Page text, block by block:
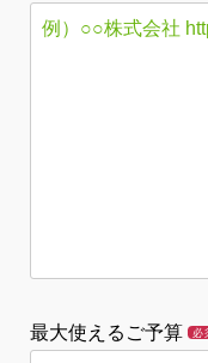
最大使えるご予算 必